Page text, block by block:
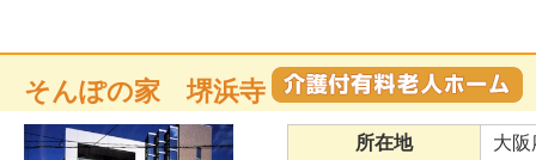
そんぽの家 堺浜寺
所在地
大